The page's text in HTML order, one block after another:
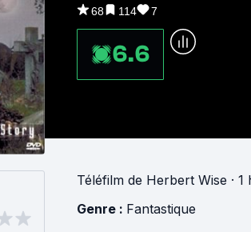
68 114 7
6.6
Téléfilm de Herbert Wise ·
Genre : Fantastique